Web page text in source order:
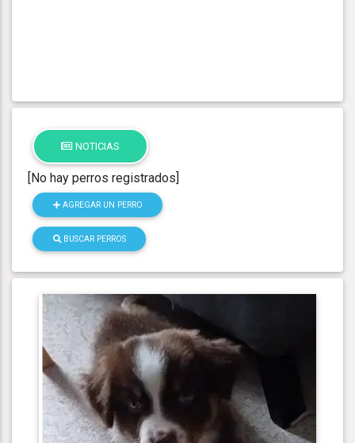
NOTICIAS
[No hay perros registrados]
AGREGAR UN PERRO
BUSCAR PERROS